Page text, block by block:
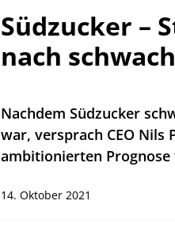
Südzucker –
nach
Nachdem Südzucker
war, versprach CEO Nils
ambitionierten Prognose
14. Oktober 2021